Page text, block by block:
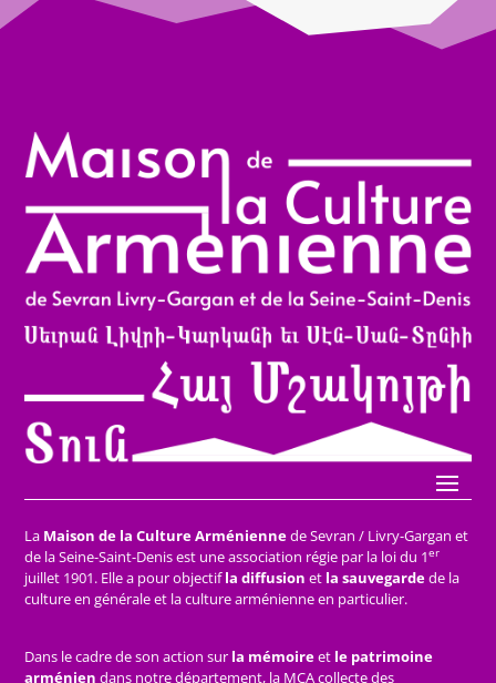
La Maison de la Culture Arméniennede Sevran / Livry-Gargan et
de la Seine-Saint-Denis est une association régie par la loi du 1er
juillet 1901. Elle a pour objectifla diffusion et la sauvegardede la
culture en générale et la culture arménienne en particulier.
Dans le cadre de son action sur la mémoireet le patrimoine
arménien dans notre département, la MCA collecte des